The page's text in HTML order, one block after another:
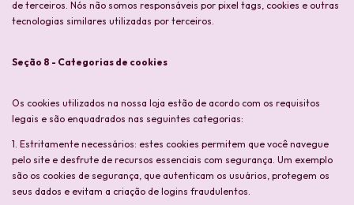
de terceiros. Nós não somos responsáveis por pixel tags, cookies e outras
tecnologias similares utilizadas por terceiros.
Seção 8 - Categorias de cookies
Os cookies utilizados na nossa loja estão de acordo com os requisitos
legais e são enquadrados nas seguintes categorias:
1. Estritamente necessários: estes cookies permitem que você navegue
pelo site e desfrute de recursos essenciais com segurança. Um exemplo
são os cookies de segurança, que autenticam os usuários, protegem os
seus dados e evitam a criação de logins fraudulentos.